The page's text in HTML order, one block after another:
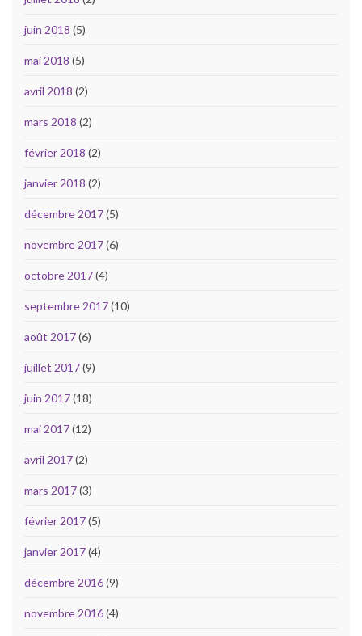
juin 2018 (5)
mai 2018 (5)
avril 2018 (2)
mars 2018 (2)
février 2018 (2)
janvier 2018 (2)
décembre 2017(5)
novembre 2017(6)
octobre 2017(4)
septembre 2017(10)
août 2017(6)
juillet 2017(9)
juin 2017(18)
mai 2017(12)
avril 2017(2)
mars 2017(3)
février 2017(5)
janvier 2017(4)
décembre 2016(9)
novembre 2016(4)